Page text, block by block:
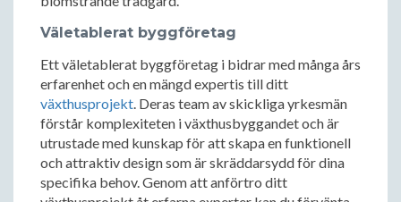
Väletablerat byggföretag
Ett väletablerat byggföretag i bidrar med många års
erfarenhet och en mängd expertis till ditt
växthusprojekt. Deras team av skickliga yrkesmän
förstår komplexiteten i växthusbyggandet och är
utrustade med kunskap för att skapa en funktionell
och attraktiv design som är skräddarsydd för dina
specifika behov. Genom att anförtro ditt